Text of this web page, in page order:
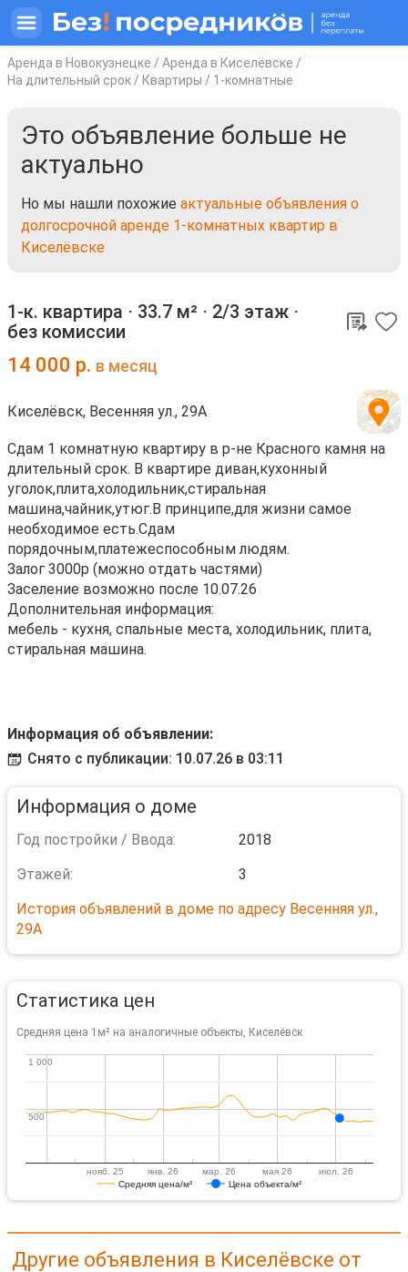
Аренда в Новокузнецке / Аренда в Киселёвске /
На длительный срок / Квартиры / 1-комнатные
Это объявление больше не
актуально
Но мы нашли похожие актуальные объявления о
долгосрочной аренде 1-комнатных квартир в
Киселёвске
1-к. квартира ⋅ 33.7 м² ⋅ 2/3 этаж ⋅
без комиссии
14 000 р. в месяц
Киселёвск, Весенняя ул., 29А
Сдам 1 комнатную квартиру в р-не Красного камня на
длительный срок. В квартире диван,кухонный
уголок,плита,холодильник,стиральная
машина,чайник,утюг.В принципе,для жизни самое
необходимое есть.Сдам
порядочным,платежеспособным людям.
Залог 3000р (можно отдать частями)
Заселение возможно после 10.07.26
Дополнительная информация:
мебель - кухня, спальные места, холодильник, плита,
стиральная машина.
Информация об объявлении:
Снято с публикации: 10.07.26 в 03:11
Информация о доме
Год постройки / Ввода:
2018
Этажей:
3
История объявлений в доме по адресу Весенняя ул.,
29А
Статистика цен
Средняя цена 1м² на аналогичные объекты, Киселёвск
Средняя цена/м² Цена объекта/м²
нояб. 25 янв. 26 мар. 26 мая 26 июл. 26
500
500
1 000
1 000
Другие объявления в Киселёвске от